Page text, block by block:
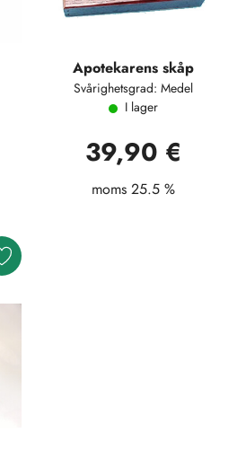
Apotekarens skåp
Svårighetsgrad: Medel
I lager
39,90 €
moms 25.5 %